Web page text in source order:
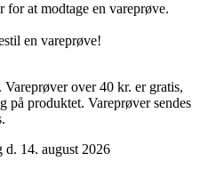
at modtage en vareprøve.
en vareprøve!
over 40 kr. er gratis,
på produktet. Vareprøver sendes
d. 14. august 2026